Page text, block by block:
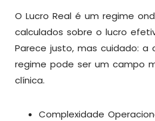
O Lucro Real é um regime
calculados sobre o lucro
Parece justo, mas cuidado: a
regime pode ser um campo
clínica.
Complexidade